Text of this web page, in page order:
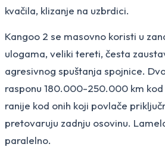
kvačila, klizanje na uzbrdici.
Kangoo 2 se masovno koristi u
ulogama, veliki tereti, česta
agresivnog spuštanja spojnice.
rasponu 180.000-250.000 km kod
ranije kod onih koji povlače
pretovaruju zadnju osovinu.
paralelno.